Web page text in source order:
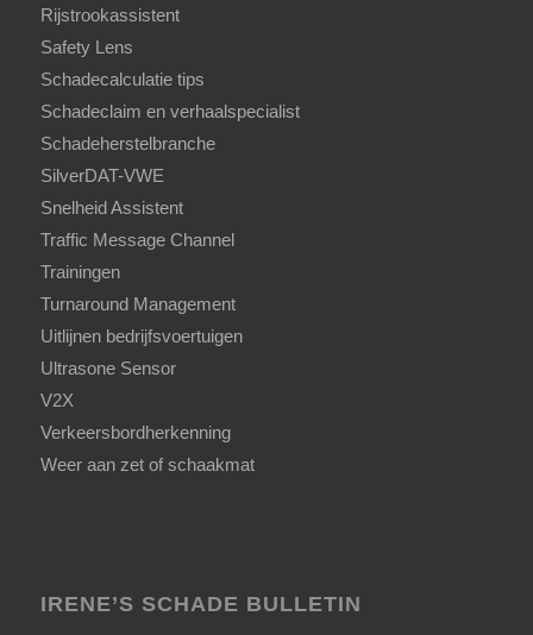
Rijstrookassistent
Safety Lens
Schadecalculatie tips
Schadeclaim en verhaalspecialist
Schadeherstelbranche
SilverDAT-VWE
Snelheid Assistent
Traffic Message Channel
Trainingen
Turnaround Management
Uitlijnen bedrijfsvoertuigen
Ultrasone Sensor
V2X
Verkeersbordherkenning
Weer aan zet of schaakmat
IRENE’S SCHADE BULLETIN